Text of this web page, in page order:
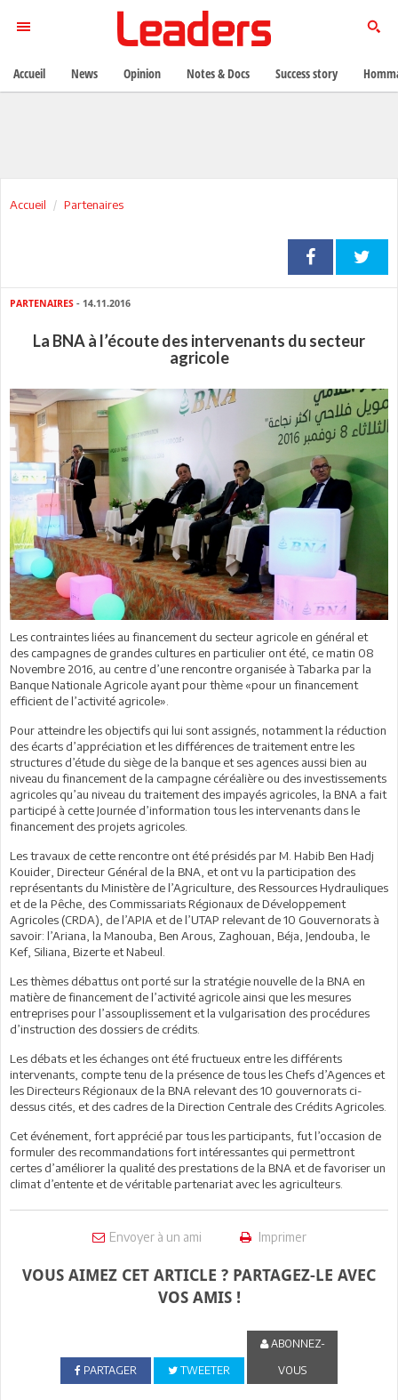
Accueil Partenaires
PARTENAIRES - 14.11.2016
La BNA à l’écoute des intervenants du secteur
agricole
Les contraintes liées au financement du secteur agricole en général et
des campagnes de grandes cultures en particulier ont été, ce matin 08
Novembre 2016, au centre d’une rencontre organisée à Tabarka par la
Banque Nationale Agricole ayant pour thème «pour un financement
efficient de l’activité agricole».
Pour atteindre les objectifs qui lui sont assignés, notamment la réduction
des écarts d’appréciation et les différences de traitement entre les
structures d’étude du siège de la banque et ses agences aussi bien au
niveau du financement de la campagne céréalière ou des investissements
agricoles qu’au niveau du traitement des impayés agricoles, la BNA a fait
participé à cette Journée d’information tous les intervenants dans le
financement des projets agricoles.
Les travaux de cette rencontre ont été présidés par M. Habib Ben Hadj
Kouider, Directeur Général de la BNA, et ont vu la participation des
représentants du Ministère de l’Agriculture, des Ressources Hydrauliques
et de la Pêche, des Commissariats Régionaux de Développement
Agricoles (CRDA), de l’APIA et de l’UTAP relevant de 10 Gouvernorats à
savoir: l’Ariana, la Manouba, Ben Arous, Zaghouan, Béja, Jendouba, le
Kef, Siliana, Bizerte et Nabeul.
Les thèmes débattus ont porté sur la stratégie nouvelle de la BNA en
matière de financement de l’activité agricole ainsi que les mesures
entreprises pour l’assouplissement et la vulgarisation des procédures
d’instruction des dossiers de crédits.
Les débats et les échanges ont été fructueux entre les différents
intervenants, compte tenu de la présence de tous les Chefs d’Agences et
les Directeurs Régionaux de la BNA relevant des 10 gouvernorats ci-
dessus cités, et des cadres de la Direction Centrale des Crédits Agricoles.
Cet événement, fort apprécié par tous les participants, fut l’occasion de
formuler des recommandations fort intéressantes qui permettront
certes d’améliorer la qualité des prestations de la BNA et de favoriser un
climat d’entente et de véritable partenariat avec les agriculteurs.
Envoyer à un ami Imprimer
VOUS AIMEZ CET ARTICLE ? PARTAGEZ-LE AVEC
VOS AMIS !
PARTAGER TWEETER
ABONNEZ-
VOUS
Accueil News Opinion Notes & Docs Success story